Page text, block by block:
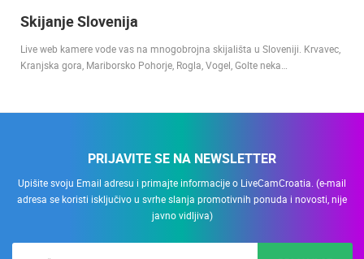
Skijanje Slovenija
Live web kamere vode vas na mnogobrojna skijališta u Sloveniji. Krvavec,
Kranjska gora, Mariborsko Pohorje, Rogla, Vogel, Golte neka…
PRIJAVITE SE NA NEWSLETTER
Upišite svoju Email adresu i primajte informacije o LiveCamCroatia. (e-mail
adresa se koristi isključivo u svrhe slanja promotivnih ponuda i novosti, nije
javno vidljiva)